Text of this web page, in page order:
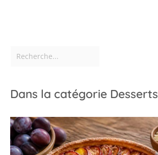
Dans la catégorie Desserts